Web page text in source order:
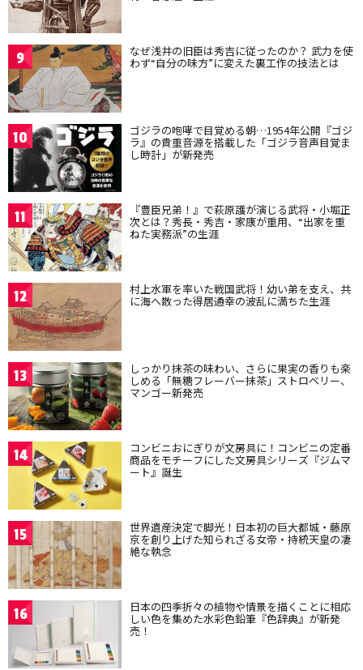
9 なぜ浅井の旧臣は秀吉に従ったのか？ 武力を使
わず“自分の味方”に変えた裏工作の技法とは
10 ゴジラの咆哮で目覚める朝…1954年公開『ゴジ
ラ』の貴重音源を搭載した「ゴジラ音声目覚ま
し時計」が新発売
11 『豊臣兄弟！』で萩原護が演じる武将・小堀正
次とは？秀長・秀吉・家康が重用、“出家を重
ねた実務派”の生涯
12 村上水軍を率いた戦国武将！幼い弟を支え、共
に海へ散った得居通幸の波乱に満ちた生涯
13 しっかり抹茶の味わい、さらに果実の香りも楽
しめる「無糖フレーバー抹茶」ストロベリー、
マンゴー新発売
14 コンビニおにぎりが文房具に！コンビニの定番
商品をモチーフにした文房具シリーズ『ジムマ
ート』誕生
15 世界遺産決定で脚光！日本初の巨大都城・藤原
京を創り上げた知られざる女帝・持統天皇の凄
絶な執念
16 日本の四季折々の植物や情景を描くことに相応
しい色を集めた水彩色鉛筆『色辞典』が新発
売！